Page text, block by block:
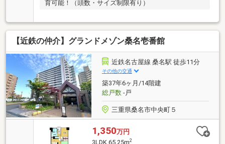
育可能！（頭数・サイズ制限有り）
【近鉄の仲介】グランドメゾン桑名壱番館
近鉄名古屋線 桑名駅 徒歩11分
その他の交通
築37年6ヶ月/14階建
総戸数-戸
三重県桑名市中央町５
1,350万円
3LDK 65.25m2